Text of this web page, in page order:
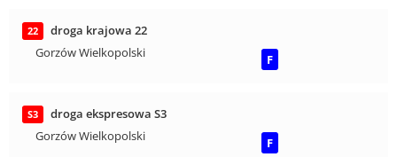
22
droga krajowa 22
Gorzów Wielkopolski
F
S3
droga ekspresowa S3
Gorzów Wielkopolski
F